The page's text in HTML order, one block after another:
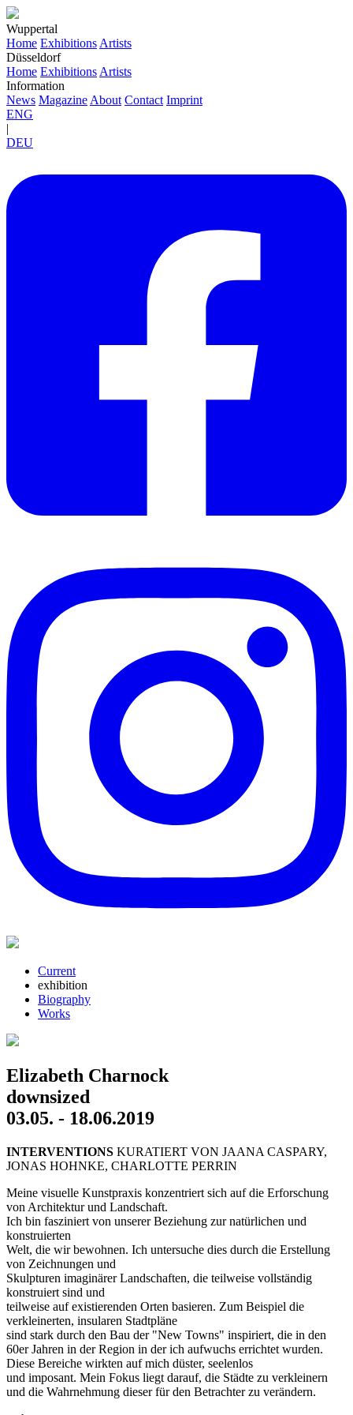
Wuppertal
Home Exhibitions Artists
Düsseldorf
Home Exhibitions Artists
Information
News Magazine About Contact Imprint
ENG
|
DEU
Current
exhibition
Biography
Works
Elizabeth Charnock
downsized
03.05. - 18.06.2019
INTERVENTIONS KURATIERT VON JAANA CASPARY,
JONAS HOHNKE, CHARLOTTE PERRIN
Meine visuelle Kunstpraxis konzentriert sich auf die Erforschung
von Architektur und Landschaft.
Ich bin fasziniert von unserer Beziehung zur natürlichen und
konstruierten
Welt, die wir bewohnen. Ich untersuche dies durch die Erstellung
von Zeichnungen und
Skulpturen imaginärer Landschaften, die teilweise vollständig
konstruiert sind und
teilweise auf existierenden Orten basieren. Zum Beispiel die
verkleinerten, insularen Stadtpläne
sind stark durch den Bau der "New Towns" inspiriert, die in den
60er Jahren in der Region in der ich aufwuchs errichtet wurden.
Diese Bereiche wirkten auf mich düster, seelenlos
und imposant. Mein Fokus liegt darauf, die Städte zu verkleinern
und die Wahrnehmung dieser für den Betrachter zu verändern.